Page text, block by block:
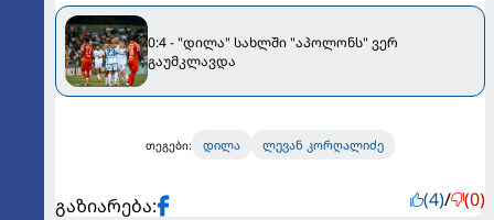
0:4 - "დილა" სახლში "აპოლონს" ვერ
გაუმკლავდა
თეგები: დილა ლევან კორღალიძე
გაზიარება: (4)/ (0)